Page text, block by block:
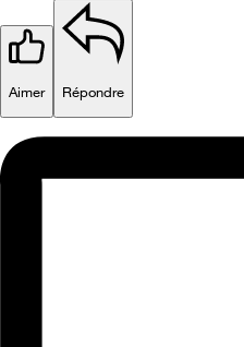
Aimer Répondre